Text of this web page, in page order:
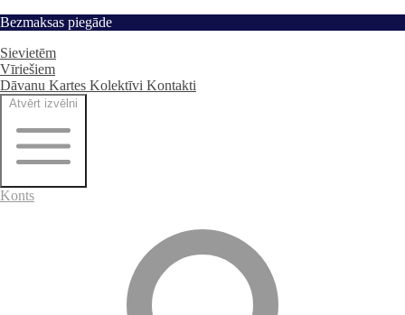
Pāriet
saturu
Bezmaksas piegāde
Sievietēm
Vīriešiem
Dāvanu Kartes Kolektīvi Kontakti
Atvērt izvēlni
Konts
Sākums